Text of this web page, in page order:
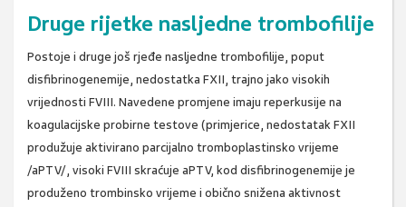
Druge rijetke nasljedne trombofilije
Postoje i druge još rjeđe nasljedne trombofilije, poput
disfibrinogenemije, nedostatka FXII, trajno jako visokih
vrijednosti FVIII. Navedene promjene imaju reperkusije na
koagulacijske probirne testove (primjerice, nedostatak FXII
produžuje aktivirano parcijalno tromboplastinsko vrijeme
/aPTV/, visoki FVIII skraćuje aPTV, kod disfibrinogenemije je
produženo trombinsko vrijeme i obično snižena aktivnost